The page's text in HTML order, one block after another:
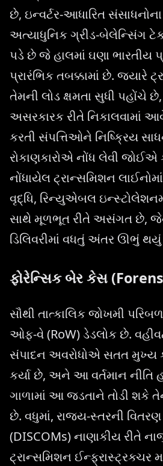
છે, ઇન્વર્ટર-આધારિત
અત્યાધુનિક ગ્રીડ-બેલેન્સિંગ
પડે છે જે હાલમાં ઘણા ભારતીય
પ્રારંભિક તબક્કામાં છે. જ્યારે
તેમની લોડ ક્ષમતા સુધી પહોંચે
અસરકારક રીતે નિકાલવામાં
કરતી સંપત્તિઓને નિષ્ક્રિય
રોકાણકારોએ નોંધ લેવી જોઈએ
નોંધાયેલ ટ્રાન્સમિશન લાઈનોમાં
વૃદ્ધિ, રિન્યુએબલ
સાથે મૂળભૂત રીતે અસંગત છે,
ડિલિવરીમાં વધતું અંતર ઊભું
ફોરેન્સિક બેર કેસ
સૌથી તાત્કાલિક જોખમી
ઓફ-વે (RoW) ડેડલોક છે.
સંપાદન અવરોધોએ સતત મુખ્ય
કર્યા છે, અને આ વર્તમાન નીતિ
ગાળામાં આ જડતાને તોડી શકે
છે. વધુમાં, રાજ્ય-સ્તરની
(DISCOMs) નાણાકીય રીતે
ટ્રાન્સમિશન ઈન્ફ્રાસ્ટ્રક્ચર